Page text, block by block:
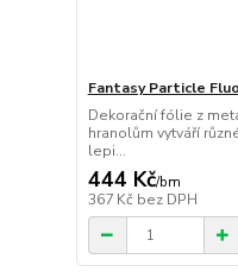
Fantasy Particle
Dekorační fólie z
hranolům vytváří
lepi...
444 Kč/bm
367 Kč bez DPH